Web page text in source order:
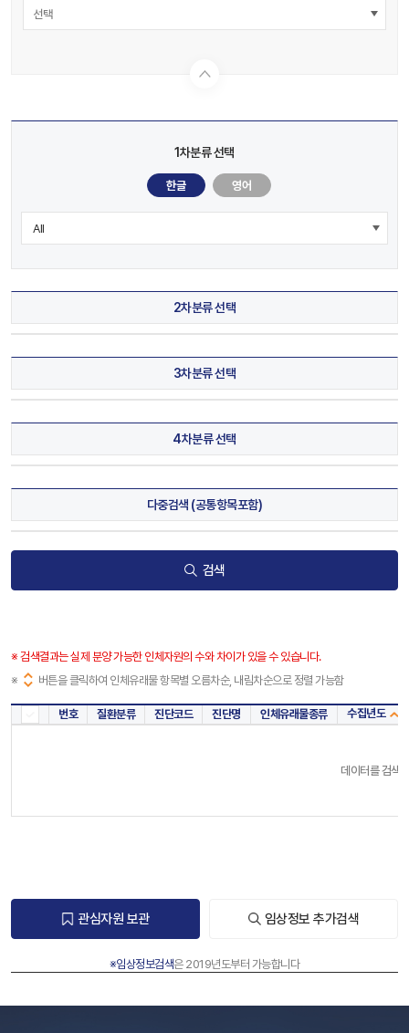
선택
1차분류 선택
한글 영어
2차분류 선택
3차분류 선택
4차분류 선택
다중검색 (공통항목포함)
검색
※ 검색결과는 실제 분양 가능한 인체자원의 수와 차이가 있을 수 있습니다.
※
버튼을 클릭하여 인체유래물 항목별 오름차순, 내림차순으로 정렬 가능함
전체
번호 질환분류 진단코드 진단명 인체유래물종류 수집년도
데이터를 검색
관심자원 보관 임상정보 추가검색
※임상정보검색은 2019년도부터 가능합니다